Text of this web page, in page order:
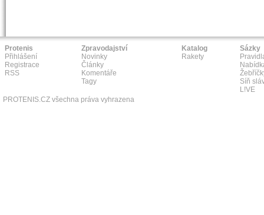
Protenis
Přihlášení
Registrace
RSS
Zpravodajství
Novinky
Články
Komentáře
Tagy
Katalog
Rakety
Sázky
Síň
L!VE
PROTENIS.CZ všechna práva vyhrazena